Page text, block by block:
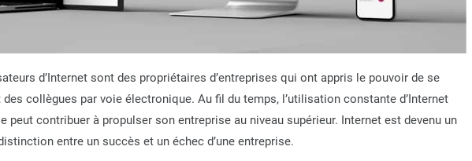
d’Internet sont des propriétaires d’entreprises qui ont appris le pouvoir de se
collègues par voie électronique. Au fil du temps, l’utilisation constante d’Internet
peut contribuer à propulser son entreprise au niveau supérieur. Internet est devenu un
entre un succès et un échec d’une entreprise.